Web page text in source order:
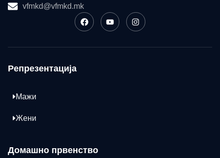
vfmkd@vfmkd.mk
Репрезентација
Мажи
Жени
Домашно првенство